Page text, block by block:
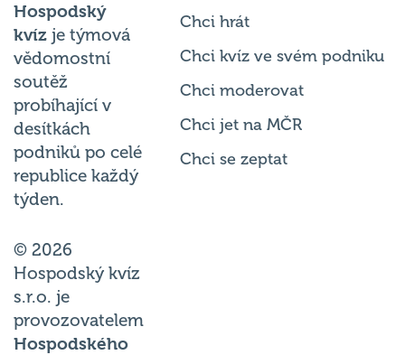
Hospodský
kvíz je týmová
vědomostní
soutěž
probíhající v
desítkách
podniků po celé
republice každý
týden.
© 2026
Hospodský kvíz
s.r.o. je
provozovatelem
Hospodského
Chci hrát
Chci kvíz ve svém podniku
Chci moderovat
Chci jet na MČR
Chci se zeptat